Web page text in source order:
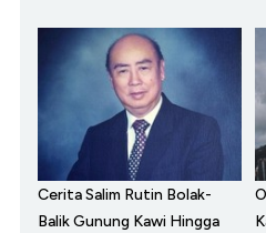
Cerita Salim Rutin Bolak-
Balik Gunung Kawi Hingga